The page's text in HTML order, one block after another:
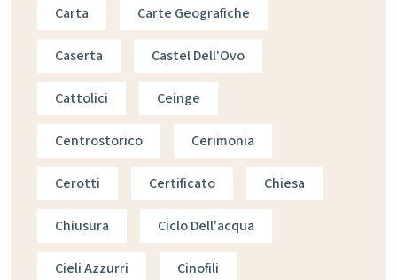
Carta Carte Geografiche
Caserta Castel Dell'Ovo
Cattolici Ceinge
Centrostorico Cerimonia
Cerotti Certificato Chiesa
Chiusura Ciclo Dell'acqua
Cieli Azzurri Cinofili